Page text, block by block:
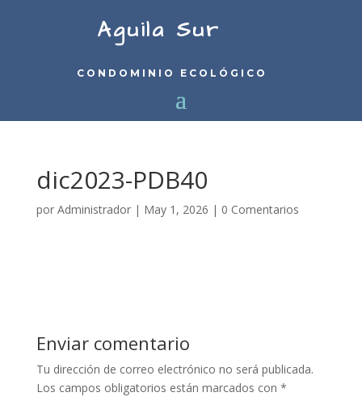
Aguila Sur
CONDOMINIO ECOLÓGICO
dic2023-PDB40
por Administrador| May 1, 2026 | 0 Comentarios
Enviar comentario
Tu dirección de correo electrónico no será publicada.
Los campos obligatorios están marcados con *